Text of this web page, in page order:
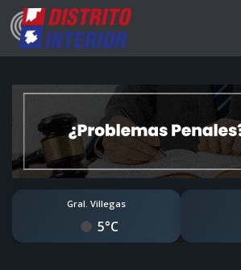
Gral. Villegas
5°C